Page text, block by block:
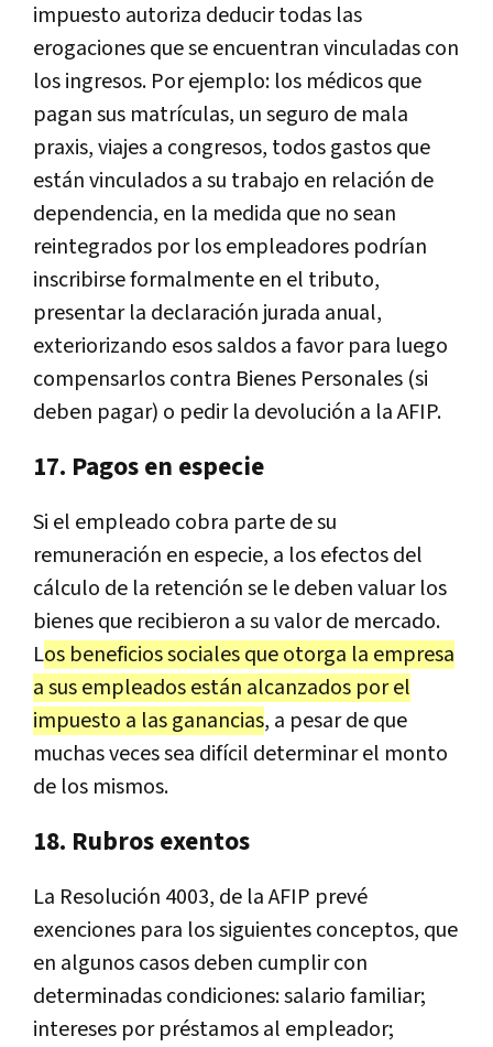
impuesto autoriza deducir todas las
erogaciones que se encuentran vinculadas con
los ingresos. Por ejemplo: los médicos que
pagan sus matrículas, un seguro de mala
praxis, viajes a congresos, todos gastos que
están vinculados a su trabajo en relación de
dependencia, en la medida que no sean
reintegrados por los empleadores podrían
inscribirse formalmente en el tributo,
presentar la declaración jurada anual,
exteriorizando esos saldos a favor para luego
compensarlos contra Bienes Personales (si
deben pagar) o pedir la devolución a la AFIP.
17. Pagos en especie
Si el empleado cobra parte de su
remuneración en especie, a los efectos del
cálculo de la retención se le deben valuar los
bienes que recibieron a su valor de mercado.
Los beneficios sociales que otorga la empresa
a sus empleados están alcanzados por el
impuesto a las ganancias, a pesar de que
muchas veces sea difícil determinar el monto
de los mismos.
18. Rubros exentos
La Resolución 4003, de la AFIP prevé
exenciones para los siguientes conceptos, que
en algunos casos deben cumplir con
determinadas condiciones: salario familiar;
intereses por préstamos al empleador;